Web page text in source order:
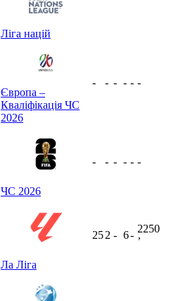
Ліга націй
Європа –
Кваліфікація ЧС
2026
- - - - - -
ЧС 2026
- - - - - -
Ла Ліга
252 - 6-
2250
ʼ